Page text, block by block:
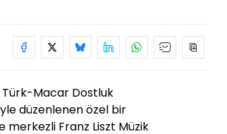
Türk-Macar Dostluk
düzenlenen özel bir
merkezli Franz Liszt Müzik